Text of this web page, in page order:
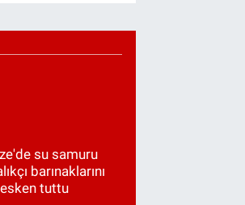
su samuru
barınaklarını
tuttu